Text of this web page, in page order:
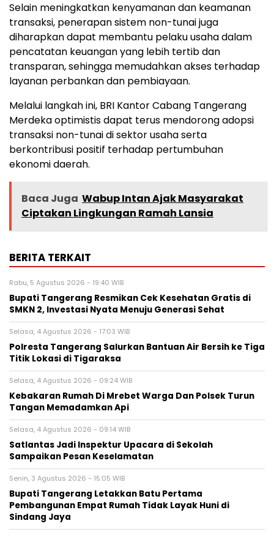
Selain meningkatkan kenyamanan dan keamanan
transaksi, penerapan sistem non-tunai juga
diharapkan dapat membantu pelaku usaha dalam
pencatatan keuangan yang lebih tertib dan
transparan, sehingga memudahkan akses terhadap
layanan perbankan dan pembiayaan.
Melalui langkah ini, BRI Kantor Cabang Tangerang
Merdeka optimistis dapat terus mendorong adopsi
transaksi non-tunai di sektor usaha serta
berkontribusi positif terhadap pertumbuhan
ekonomi daerah.
Baca Juga Wabup Intan Ajak Masyarakat
Ciptakan Lingkungan Ramah Lansia
BERITA TERKAIT
Rabu, 5 Agustus 2026 - 19:40 WIB
‎Bupati Tangerang Resmikan Cek Kesehatan Gratis di
SMKN 2, Investasi Nyata Menuju Generasi Sehat
Selasa, 4 Agustus 2026 - 17:03 WIB
Polresta Tangerang Salurkan Bantuan Air Bersih ke Tiga
Titik Lokasi di Tigaraksa
Selasa, 4 Agustus 2026 - 09:24 WIB
Kebakaran Rumah Di Mrebet Warga Dan Polsek Turun
Tangan Memadamkan Api
Selasa, 4 Agustus 2026 - 09:14 WIB
Satlantas Jadi Inspektur Upacara di Sekolah
Sampaikan Pesan Keselamatan
Senin, 3 Agustus 2026 - 15:05 WIB
Bupati Tangerang Letakkan Batu Pertama
Pembangunan Empat Rumah Tidak Layak Huni di
Sindang Jaya